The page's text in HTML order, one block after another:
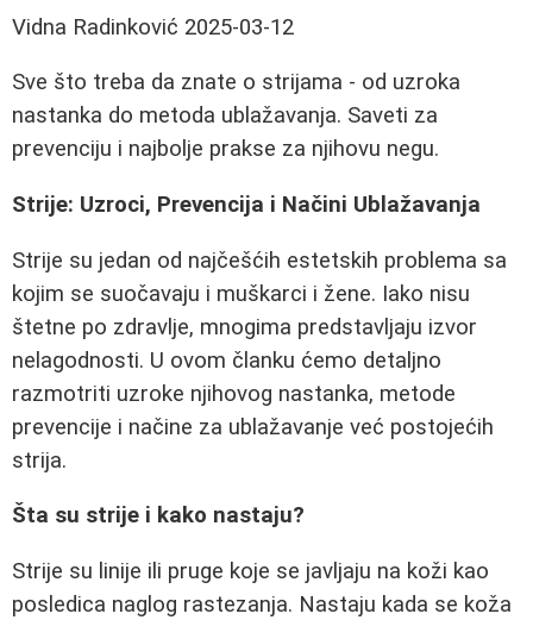
Vidna Radinković 2025-03-12
Sve što treba da znate o strijama - od uzroka
nastanka do metoda ublažavanja. Saveti za
prevenciju i najbolje prakse za njihovu negu.
Strije: Uzroci, Prevencija i Načini Ublažavanja
Strije su jedan od najčešćih estetskih problema sa
kojim se suočavaju i muškarci i žene. Iako nisu
štetne po zdravlje, mnogima predstavljaju izvor
nelagodnosti. U ovom članku ćemo detaljno
razmotriti uzroke njihovog nastanka, metode
prevencije i načine za ublažavanje već postojećih
strija.
Šta su strije i kako nastaju?
Strije su linije ili pruge koje se javljaju na koži kao
posledica naglog rastezanja. Nastaju kada se koža